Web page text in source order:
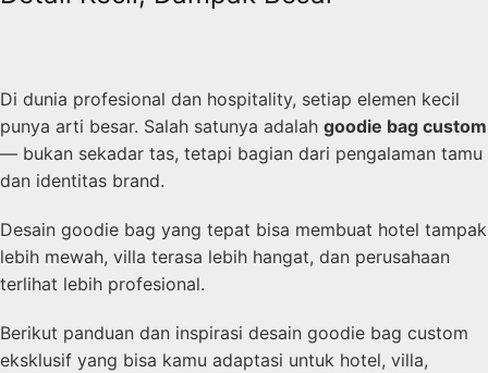
Di dunia profesional dan hospitality, setiap elemen kecil
punya arti besar. Salah satunya adalah goodie bag custom
— bukan sekadar tas, tetapi bagian dari pengalaman tamu
dan identitas brand.
Desain goodie bag yang tepat bisa membuat hotel tampak
lebih mewah, villa terasa lebih hangat, dan perusahaan
terlihat lebih profesional.
Berikut panduan dan inspirasi desain goodie bag custom
eksklusif yang bisa kamu adaptasi untuk hotel, villa,